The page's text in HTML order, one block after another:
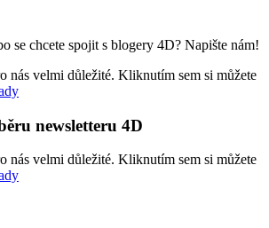
se chcete spojit s blogery 4D? Napište nám!
nás velmi důležité. Kliknutím sem si můžete
newsletteru 4D
nás velmi důležité. Kliknutím sem si můžete